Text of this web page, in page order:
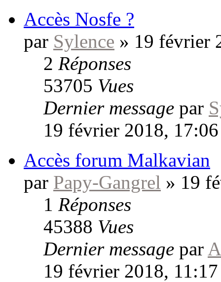
Accès Nosfe ?
par Sylence » 19 février
2 Réponses
53705 Vues
Dernier message par
19 février 2018, 17:06
Accès forum Malkavian
par Papy-Gangrel » 19
1 Réponses
45388 Vues
Dernier message par
19 février 2018, 11:17